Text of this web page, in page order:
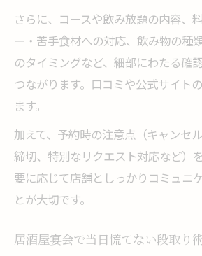
さらに、コースや飲み放題の内容、
ー・苦手食材への対応、飲み物の種
のタイミングなど、細部にわたる確
つながります。口コミや公式サイト
ます。
加えて、予約時の注意点（キャンセ
締切、特別なリクエスト対応など）
要に応じて店舗としっかりコミュニ
とが大切です。
居酒屋宴会で当日慌てない段取り